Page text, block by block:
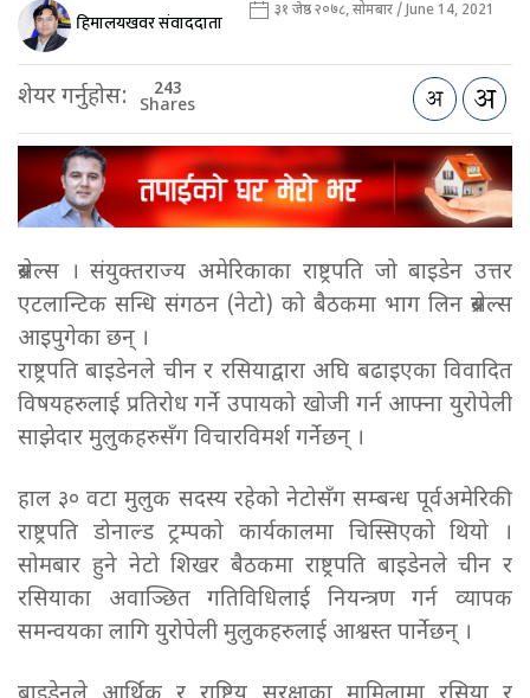
हिमालयखवर संवाददाता ३१ जेष्ठ २०७८, सोमबार / June 14, 2021
शेयर गर्नुहोस: 243
Shares
ब्रसेल्स । संयुक्तराज्य अमेरिकाका राष्ट्रपति जो बाइडेन उत्तर
एटलान्टिक सन्धि संगठन (नेटो) को बैठकमा भाग लिन ब्रसेल्स
आइपुगेका छन् ।
राष्ट्रपति बाइडेनले चीन र रसियाद्वारा अघि बढाइएका विवादित
विषयहरुलाई प्रतिरोध गर्ने उपायको खोजी गर्न आफ्ना युरोपेली
साझेदार मुलुकहरुसँग विचारविमर्श गर्नेछन् ।
हाल ३० वटा मुलुक सदस्य रहेको नेटोसँग सम्बन्ध पूर्वअमेरिकी
राष्ट्रपति डोनाल्ड ट्रम्पको कार्यकालमा चिस्सिएको थियो ।
सोमबार हुने नेटो शिखर बैठकमा राष्ट्रपति बाइडेनले चीन र
रसियाका अवाञ्छित गतिविधिलाई नियन्त्रण गर्न व्यापक
समन्वयका लागि युरोपेली मुलुकहरुलाई आश्वस्त पार्नेछन् ।